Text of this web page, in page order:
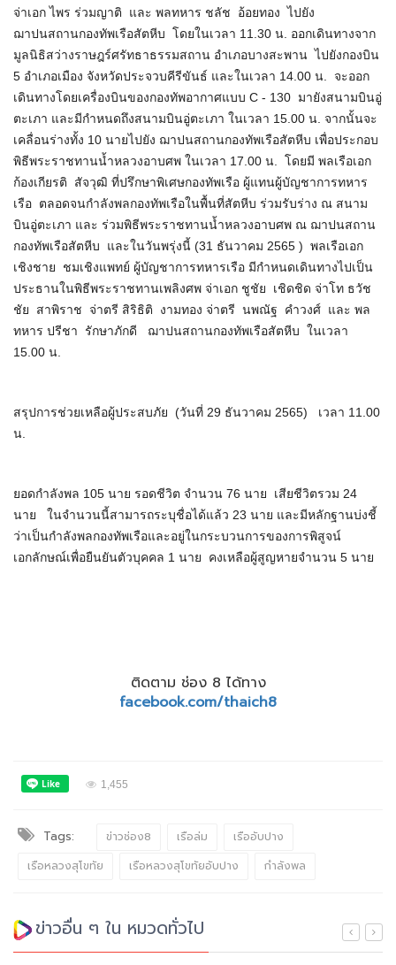
จ่าเอก ไพร ร่วมญาติ และ พลทหาร ชลัช อ้อยทอง ไปยัง
ฌาปนสถานกองทัพเรือสัตหีบ โดยในเวลา 11.30 น. ออกเดินทางจาก
มูลนิธิสว่างราษฎร์ศรัทธาธรรมสถาน อำเภอบางสะพาน ไปยังกองบิน
5 อำเภอเมือง จังหวัดประจวบคีรีขันธ์ และในเวลา 14.00 น. จะออก
เดินทางโดยเครื่องบินของกองทัพอากาศแบบ C - 130 มายังสนามบินอู่
ตะเภา และมีกำหนดถึงสนามบินอู่ตะเภา ในเวลา 15.00 น. จากนั้นจะ
เคลื่อนร่างทั้ง 10 นายไปยัง ฌาปนสถานกองทัพเรือสัตหีบ เพื่อประกอบ
พิธีพระราชทานน้ำหลวงอาบศพ ในเวลา 17.00 น. โดยมี พลเรือเอก
ก้องเกียรติ สัจวุฒิ ที่ปรึกษาพิเศษกองทัพเรือ ผู้แทนผู้บัญชาการทหาร
เรือ ตลอดจนกำลังพลกองทัพเรือในพื้นที่สัตหีบ ร่วมรับร่าง ณ สนาม
บินอู่ตะเภา และ ร่วมพิธีพระราชทานน้ำหลวงอาบศพ ณ ฌาปนสถาน
กองทัพเรือสัตหีบ และในวันพรุ่งนี้ (31 ธันวาคม 2565 ) พลเรือเอก
เชิงชาย ชมเชิงแพทย์ ผู้บัญชาการทหารเรือ มีกำหนดเดินทางไปเป็น
ประธานในพิธีพระราชทานเพลิงศพ จ่าเอก ชูชัย เชิดชิด จ่าโท ธวัช
ชัย สาพิราช จ่าตรี สิริธิติ งามทอง จ่าตรี นพณัฐ คำวงศ์ และ พล
ทหาร ปรีชา รักษาภักดี ฌาปนสถานกองทัพเรือสัตหีบ ในเวลา
15.00 น.
สรุปการช่วยเหลือผู้ประสบภัย (วันที่ 29 ธันวาคม 2565) เวลา 11.00
น.
ยอดกำลังพล 105 นาย รอดชีวิต จำนวน 76 นาย เสียชีวิตรวม 24
นาย ในจำนวนนี้สามารถระบุชื่อได้แล้ว 23 นาย และมีหลักฐานบ่งชี้
ว่าเป็นกำลังพลกองทัพเรือและอยู่ในกระบวนการของการพิสูจน์
เอกลักษณ์เพื่อยืนยันตัวบุคคล 1 นาย คงเหลือผู้สูญหายจำนวน 5 นาย
ติดตาม ช่อง 8 ได้ทาง
facebook.com/thaich8
1,455
Tags: ข่าวช่อง8 เรือล่ม
เรืออับปาง
เรือหลวงสุโขทัย
เรือหลวงสุโขทัยอับปาง กำลังพล
ข่าวอื่น ๆ ใน หมวดทั่วไป